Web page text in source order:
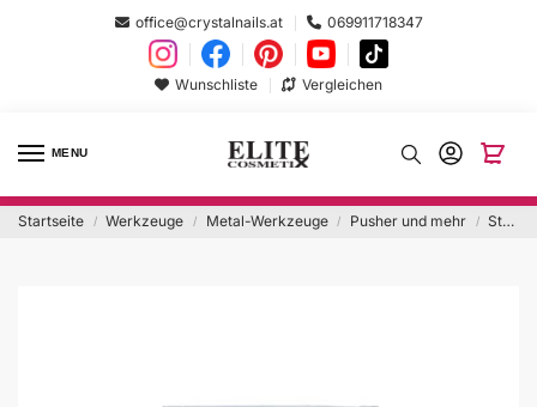
office@crystalnails.at 069911718347
Wunschliste Vergleichen
MENU
Startseite / Werkzeuge / Metal-Werkzeuge / Pusher und mehr / Staleks Orangenholz Stäbchen 75mm